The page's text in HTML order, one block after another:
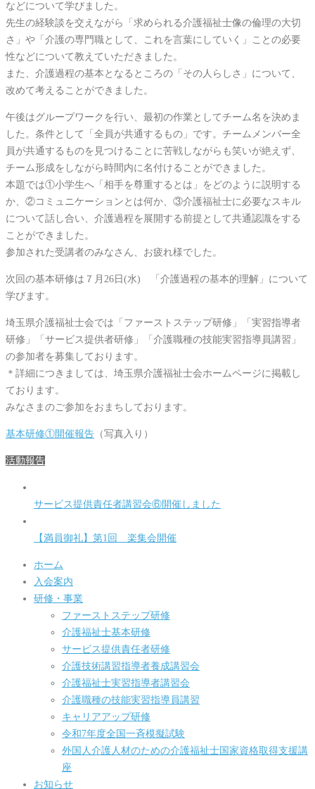
などについて学びました。
先生の経験談を交えながら「求められる介護福祉士像の倫理の大切
さ」や「介護の専門職として、これを言葉にしていく」ことの必要
性などについて教えていただきました。
また、介護過程の基本となるところの「その人らしさ」について、
改めて考えることができました。
午後はグループワークを行い、最初の作業としてチーム名を決めま
した。条件として「全員が共通するもの」です。チームメンバー全
員が共通するものを見つけることに苦戦しながらも笑いが絶えず、
チーム形成をしながら時間内に名付けることができました。
本題では①小学生へ「相手を尊重するとは」をどのように説明する
か、②コミュニケーションとは何か、③介護福祉士に必要なスキル
について話し合い、介護過程を展開する前提として共通認識をする
ことができました。
参加された受講者のみなさん、お疲れ様でした。
次回の基本研修は７月26日(水) 「介護過程の基本的理解」について
学びます。
埼玉県介護福祉士会では「ファーストステップ研修」「実習指導者
研修」「サービス提供者研修」「介護職種の技能実習指導員講習」
の参加者を募集しております。
＊詳細につきましては、埼玉県介護福祉士会ホームページに掲載し
ております。
みなさまのご参加をおまちしております。
基本研修①開催報告 （写真入り）
活動報告
サービス提供責任者講習会⑥開催しました
【満員御礼】第1回 楽集会開催
ホーム
入会案内
研修・事業
ファーストステップ研修
介護福祉士基本研修
サービス提供責任者研修
介護技術講習指導者養成講習会
介護福祉士実習指導者講習会
介護職種の技能実習指導員講習
キャリアアップ研修
令和7年度全国一斉模擬試験
外国人介護人材のための介護福祉士国家資格取得支援講
座
お知らせ